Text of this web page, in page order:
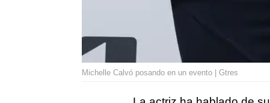
Michelle Calvó posando en un evento | Gtres